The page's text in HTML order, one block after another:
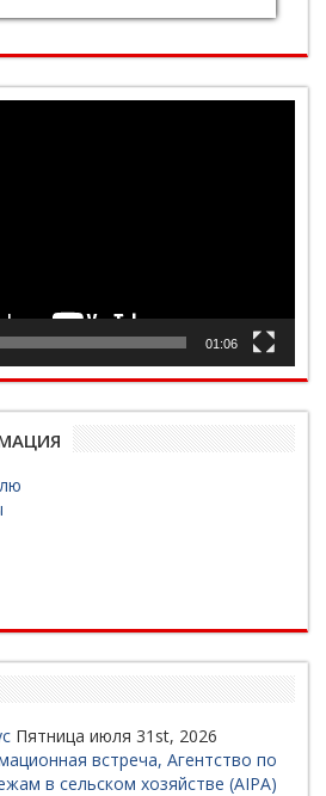
01:06
Пятница июля 31st, 2026
встреча, Агентство по
в сельском хозяйстве (AIPA)